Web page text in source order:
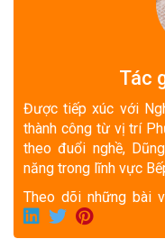
Tác
Được tiếp xúc với
thành công từ vị trí
theo đuổi nghề,
năng trong lĩnh vực
Theo dõi những bài